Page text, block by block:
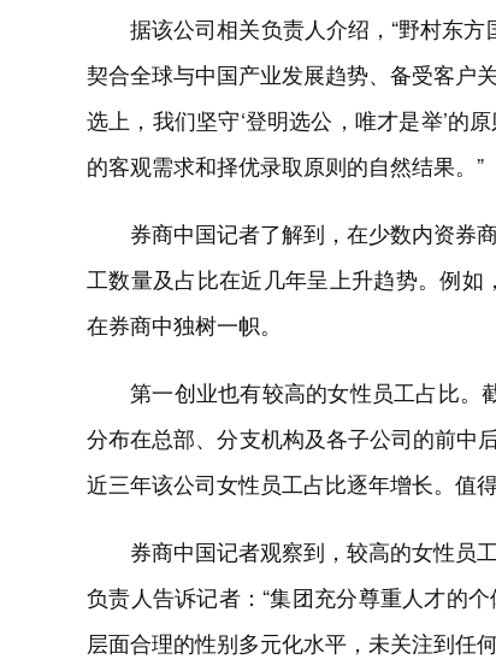
据该公司相关负责人介绍，“野村东
契合全球与中国产业发展趋势、备受客户
选上，我们坚守‘登明选公，唯才是举’的
的客观需求和择优录取原则的自然结果。”
券商中国记者了解到，在少数内资券
工数量及占比在近几年呈上升趋势。例如
在券商中独树一帜。
第一创业也有较高的女性员工占比。
分布在总部、分支机构及各子公司的前中
近三年该公司女性员工占比逐年增长。值
券商中国记者观察到，较高的女性员
负责人告诉记者：“集团充分尊重人才的
层面合理的性别多元化水平，未关注到任